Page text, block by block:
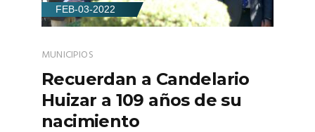
FEB-03-2022
MUNICIPIOS
Recuerdan a Candelario
Huizar a 109 años de su
nacimiento